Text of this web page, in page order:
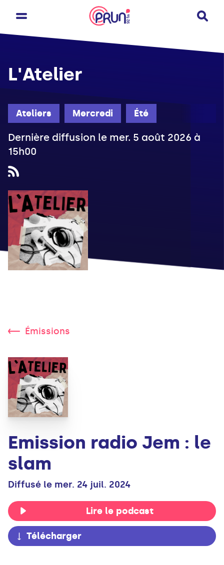
Ateliers Mercredi Été
L'Atelier
Dernière diffusion le mer. 5 août 2026 à
15h00
Émissions
Emission radio Jem : le
slam
Diffusé le mer. 24 juil. 2024
Lire le podcast
Télécharger